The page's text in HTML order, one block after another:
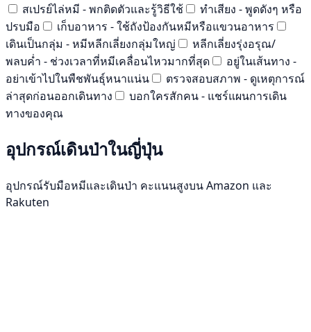
สเปรย์ไล่หมี - พกติดตัวและรู้วิธีใช้
ทำเสียง - พูดดังๆ หรือ
ปรบมือ
เก็บอาหาร - ใช้ถังป้องกันหมีหรือแขวนอาหาร
เดินเป็นกลุ่ม - หมีหลีกเลี่ยงกลุ่มใหญ่
หลีกเลี่ยงรุ่งอรุณ/
พลบค่ำ - ช่วงเวลาที่หมีเคลื่อนไหวมากที่สุด
อยู่ในเส้นทาง -
อย่าเข้าไปในพืชพันธุ์หนาแน่น
ตรวจสอบสภาพ - ดูเหตุการณ์
ล่าสุดก่อนออกเดินทาง
บอกใครสักคน - แชร์แผนการเดิน
ทางของคุณ
อุปกรณ์เดินป่าในญี่ปุ่น
อุปกรณ์รับมือหมีและเดินป่า คะแนนสูงบน Amazon และ
Rakuten